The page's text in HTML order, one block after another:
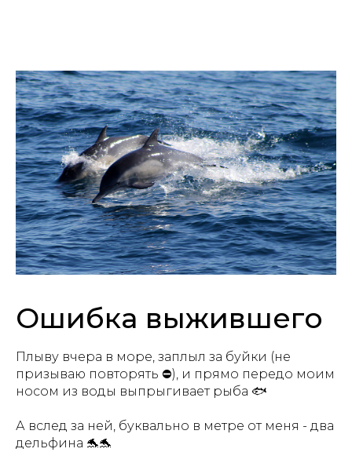
Ошибка выжившего
Плыву вчера в море, заплыл за буйки (не
призываю повторять ⛔), и прямо передо моим
носом из воды выпрыгивает рыба 🐟
А вслед за ней, буквально в метре от меня - два
дельфина 🐬🐬